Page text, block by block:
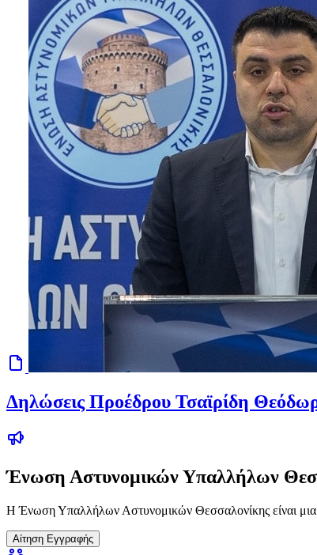
Δηλώσεις Προέδρου Τσαϊρίδη
Ένωση Αστυνομικών Υπαλλήλων
Η Ένωση Υπαλλήλων Αστυνομικών Θεσσαλονίκης είναι
Αίτηση Εγγραφής